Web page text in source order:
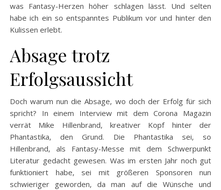
was Fantasy-Herzen höher schlagen lässt. Und selten
habe ich ein so entspanntes Publikum vor und hinter den
Kulissen erlebt.
Absage trotz
Erfolgsaussicht
Doch warum nun die Absage, wo doch der Erfolg für sich
spricht? In einem Interview mit dem Corona Magazin
verrät Mike Hillenbrand, kreativer Kopf hinter der
Phantastika, den Grund. Die Phantastika sei, so
Hillenbrand, als Fantasy-Messe mit dem Schwerpunkt
Literatur gedacht gewesen. Was im ersten Jahr noch gut
funktioniert habe, sei mit größeren Sponsoren nun
schwieriger geworden, da man auf die Wünsche und